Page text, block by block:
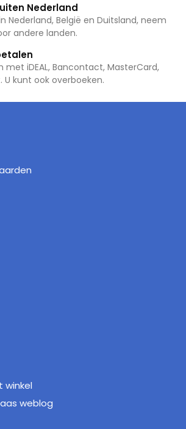
Nederland
Nederland, België en Duitsland, neem
andere landen.
met iDEAL, Bancontact, MasterCard,
U kunt ook overboeken.
winkel
weblog